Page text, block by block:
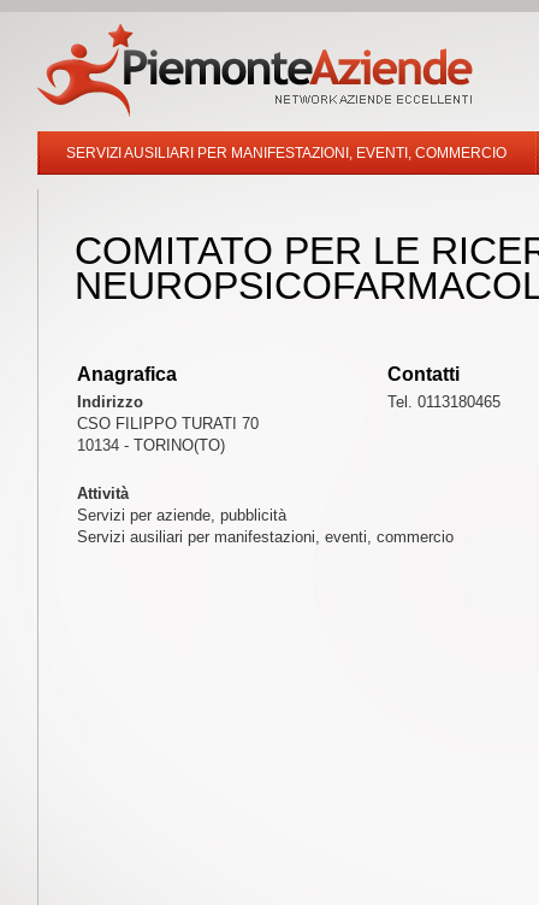
SERVIZI AUSILIARI PER MANIFESTAZIONI, EVENTI, COMMERCIO
COMITATO PER LE
Anagrafica
Indirizzo
CSO FILIPPO TURATI 70
10134 - TORINO(TO)
Contatti
Tel. 0113180465
Attività
Servizi per aziende, pubblicità
Servizi ausiliari per manifestazioni, eventi, commercio